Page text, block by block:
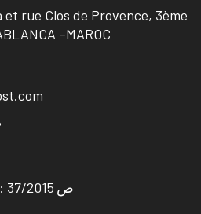
et rue Clos de Provence, 3ème
–MAROC
Numéro de dépôt légal : ص 37/2015